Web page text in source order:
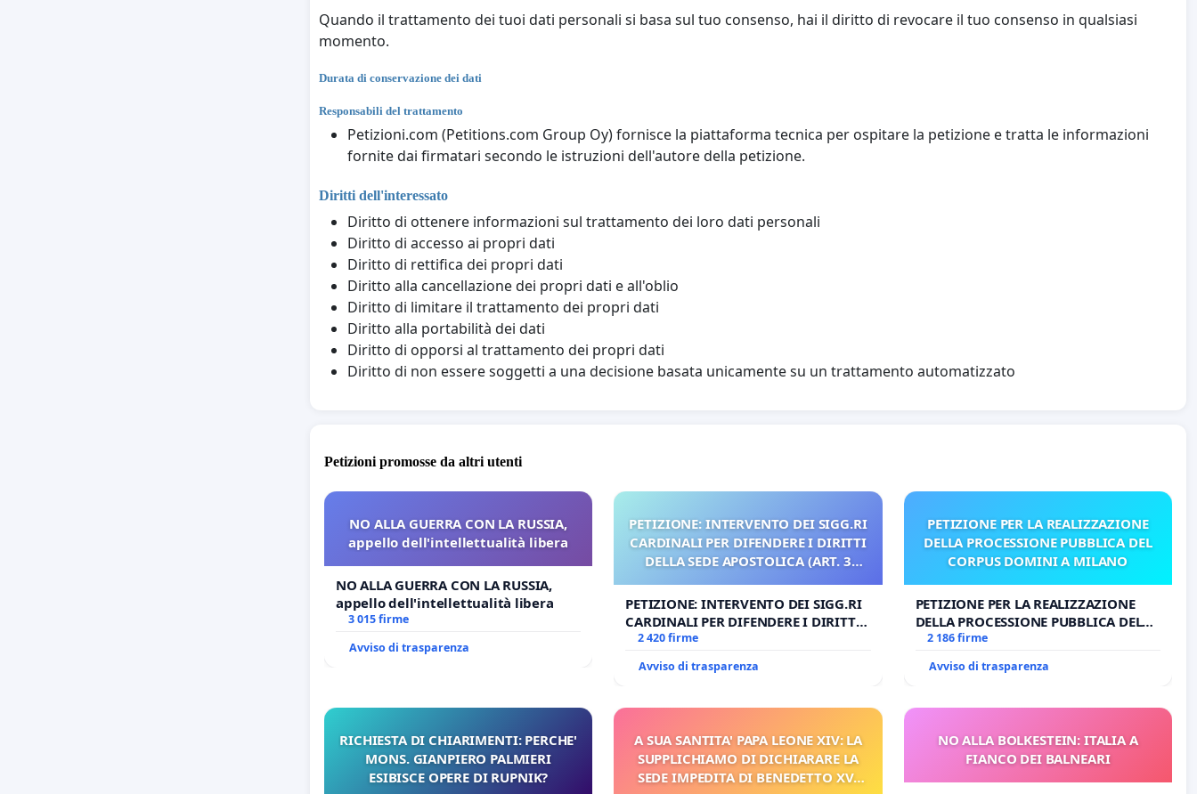
Quando il trattamento dei tuoi dati personali si basa sul tuo consenso, hai il diritto di revocare il tuo consenso in qualsiasi
momento.
Durata di conservazione dei dati
Responsabili del trattamento
Petizioni.com (Petitions.com Group Oy) fornisce la piattaforma tecnica per ospitare la petizione e tratta le informazioni
fornite dai firmatari secondo le istruzioni dell'autore della petizione.
Diritti dell'interessato
Diritto di ottenere informazioni sul trattamento dei loro dati personali
Diritto di accesso ai propri dati
Diritto di rettifica dei propri dati
Diritto alla cancellazione dei propri dati e all'oblio
Diritto di limitare il trattamento dei propri dati
Diritto alla portabilità dei dati
Diritto di opporsi al trattamento dei propri dati
Diritto di non essere soggetti a una decisione basata unicamente su un trattamento automatizzato
Petizioni promosse da altri utenti
NO ALLA GUERRA CON LA RUSSIA,
appello dell'intellettualità libera
NO ALLA GUERRA CON LA RUSSIA,
appello dell'intellettualità libera
3 015 firme
Avviso di trasparenza
PETIZIONE: INTERVENTO DEI SIGG.RI
CARDINALI PER DIFENDERE I DIRITTI
DELLA SEDE APOSTOLICA (ART. 3
PETIZIONE: INTERVENTO DEI SIGG.RI
CARDINALI PER DIFENDERE I DIRITTI
DELLA SEDE APOSTOLICA (ART. 3 UDG)
2 420 firme
Avviso di trasparenza
PETIZIONE PER LA REALIZZAZIONE
DELLA PROCESSIONE PUBBLICA DEL
CORPUS DOMINI A MILANO
PETIZIONE PER LA REALIZZAZIONE
DELLA PROCESSIONE PUBBLICA DEL
CORPUS DOMINI A MILANO
2 186 firme
Avviso di trasparenza
RICHIESTA DI CHIARIMENTI: PERCHE'
MONS. GIANPIERO PALMIERI
ESIBISCE OPERE DI RUPNIK?
A SUA SANTITA' PAPA LEONE XIV: LA
SUPPLICHIAMO DI DICHIARARE LA
SEDE IMPEDITA DI BENEDETTO XVI
NO ALLA BOLKESTEIN: ITALIA A
FIANCO DEI BALNEARI